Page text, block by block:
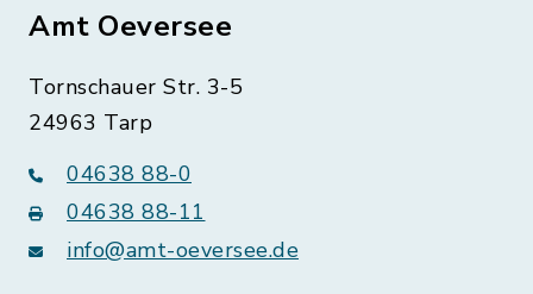
Amt Oeversee
Tornschauer Str. 3-5
24963 Tarp
04638 88-0
04638 88-11
info@amt-oeversee.de